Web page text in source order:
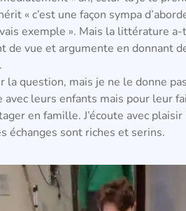
« c’est une façon sympa
exemple ». Mais la littérature
de vue et argumente en donnant
la question, mais je ne le donne
leurs enfants mais pour leur
en famille. J’écoute avec
échanges sont riches et serins.